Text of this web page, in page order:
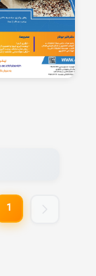
1